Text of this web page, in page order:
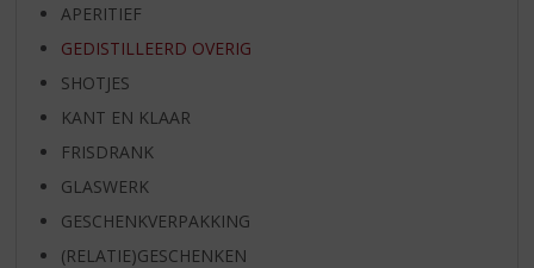
APERITIEF
GEDISTILLEERD OVERIG
SHOTJES
KANT EN KLAAR
FRISDRANK
GLASWERK
GESCHENKVERPAKKING
(RELATIE)GESCHENKEN